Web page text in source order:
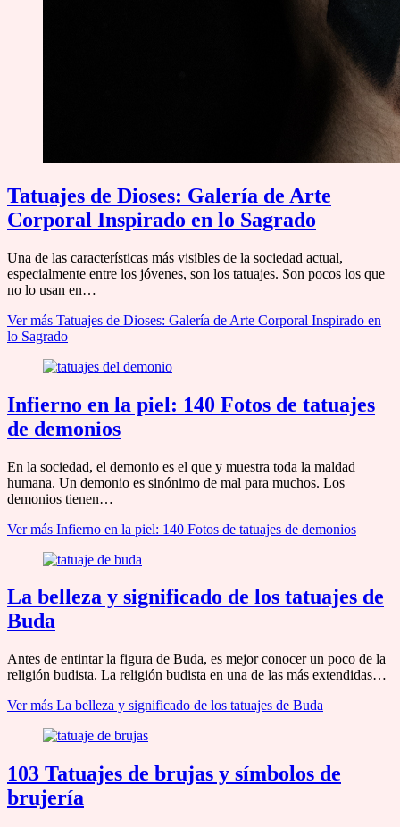
Tatuajes de Dioses: Galería de Arte
Corporal Inspirado en lo Sagrado
Una de las características más visibles de la sociedad actual,
especialmente entre los jóvenes, son los tatuajes. Son pocos los que
no lo usan en…
Ver más Tatuajes de Dioses: Galería de Arte Corporal Inspirado en
lo Sagrado
Infierno en la piel: 140 Fotos de tatuajes
de demonios
En la sociedad, el demonio es el que y muestra toda la maldad
humana. Un demonio es sinónimo de mal para muchos. Los
demonios tienen…
Ver más Infierno en la piel: 140 Fotos de tatuajes de demonios
La belleza y significado de los tatuajes de
Buda
Antes de entintar la figura de Buda, es mejor conocer un poco de la
religión budista. La religión budista en una de las más extendidas…
Ver más La belleza y significado de los tatuajes de Buda
103 Tatuajes de brujas y símbolos de
brujería